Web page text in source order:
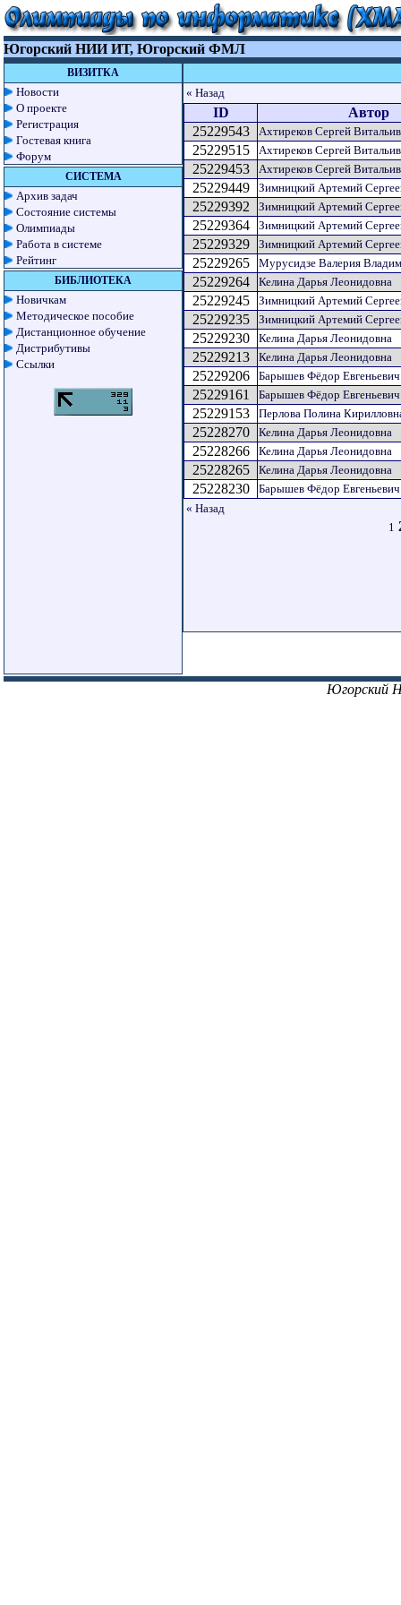
Югорский НИИ ИТ, Югорский ФМЛ
ВИЗИТКА
Новости
О проекте
Регистрация
Гостевая книга
Форум
СИСТЕМА
Архив задач
Состояние системы
Олимпиады
Работа в системе
Рейтинг
БИБЛИОТЕКА
Новичкам
Методическое пособие
Дистанционное обучение
Дистрибутивы
Ссылки
« Назад
ID
Автор
25229543
Ахтиреков Сергей
25229515 Ахтиреков Сергей
25229453 Ахтиреков Сергей
25229449 Зимницкий Артемий
25229392 Зимницкий Артемий
25229364 Зимницкий Артемий
25229329 Зимницкий Артемий
25229265 Мурусидзе Валерия
25229264 Келина Дарья Леонидовна
25229245 Зимницкий Артемий
25229235 Зимницкий Артемий
25229230 Келина Дарья Леонидовна
25229213 Келина Дарья Леонидовна
25229206 Барышев Фёдор Евгеньевич
25229161 Барышев Фёдор Евгеньевич
25229153 Перлова Полина
25228270 Келина Дарья Леонидовна
25228266 Келина Дарья Леонидовна
25228265 Келина Дарья Леонидовна
25228230
Барышев Фёдор Евгеньевич
« Назад
1
Югорский